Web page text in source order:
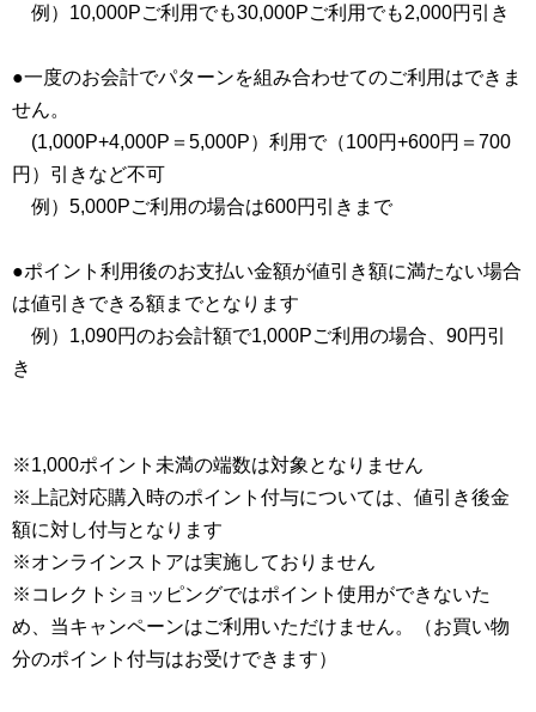
例）10,000Pご利用でも30,000Pご利用でも2,000円引き
●一度のお会計でパターンを組み合わせてのご利用はできま
せん。
(1,000P+4,000P＝5,000P）利用で（100円+600円＝700
円）引きなど不可
例）5,000Pご利用の場合は600円引きまで
●ポイント利用後のお支払い金額が値引き額に満たない場合
は値引きできる額までとなります
例）1,090円のお会計額で1,000Pご利用の場合、90円引
き
※1,000ポイント未満の端数は対象となりません
※上記対応購入時のポイント付与については、値引き後金
額に対し付与となります
※オンラインストアは実施しておりません
※コレクトショッピングではポイント使用ができないた
め、当キャンペーンはご利用いただけません。（お買い物
分のポイント付与はお受けできます）